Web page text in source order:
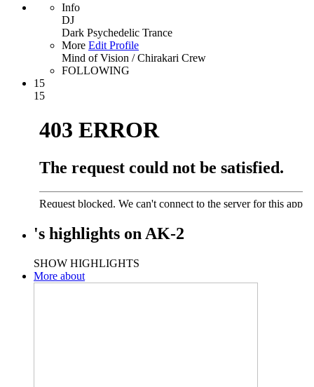
Info
DJ
Dark Psychedelic Trance
More Edit Profile
Mind of Vision / Chirakari Crew
FOLLOWING
15
15
's highlights on AK-2
SHOW HIGHLIGHTS
More about